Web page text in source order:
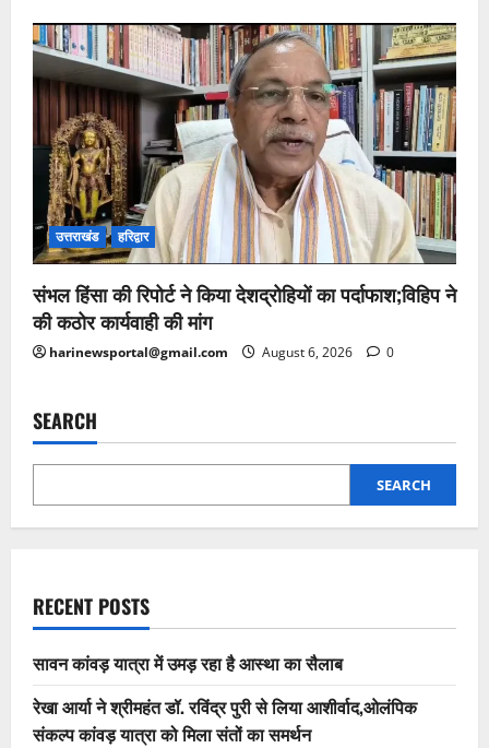
उत्तराखंड हरिद्वार
संभल हिंसा की रिपोर्ट ने किया देशद्रोहियों का पर्दाफाश;विहिप ने
की कठोर कार्यवाही की मांग
harinewsportal@gmail.com August 6, 2026 0
SEARCH
SEARCH
RECENT POSTS
सावन कांवड़ यात्रा में उमड़ रहा है आस्था का सैलाब
रेखा आर्या ने श्रीमहंत डॉ. रविंद्र पुरी से लिया आशीर्वाद,ओलंपिक
संकल्प कांवड़ यात्रा को मिला संतों का समर्थन